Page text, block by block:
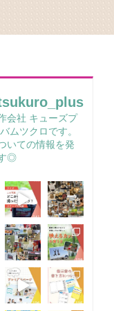
会社 キューズプ
ムツクロです。
いての情報を発
◎